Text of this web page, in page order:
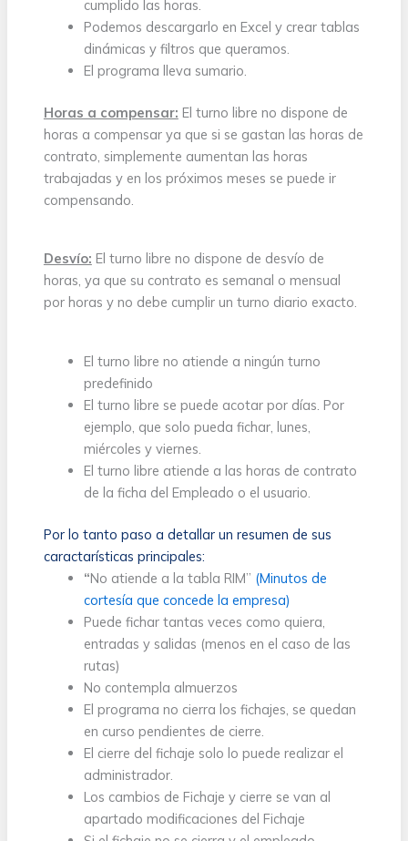
cumplido las horas.
Podemos descargarlo en Excel y crear tablas
dinámicas y filtros que queramos.
El programa lleva sumario.
Horas a compensar: El turno libre no dispone de
horas a compensar ya que si se gastan las horas de
contrato, simplemente aumentan las horas
trabajadas y en los próximos meses se puede ir
compensando.
Desvío: El turno libre no dispone de desvío de
horas, ya que su contrato es semanal o mensual
por horas y no debe cumplir un turno diario exacto.
El turno libre no atiende a ningún turno
predefinido
El turno libre se puede acotar por días. Por
ejemplo, que solo pueda fichar, lunes,
miércoles y viernes.
El turno libre atiende a las horas de contrato
de la ficha del Empleado o el usuario.
Por lo tanto paso a detallar un resumen de sus
caractarísticas principales:
“No atiende a la tabla RIM” (Minutos de
cortesía que concede la empresa)
Puede fichar tantas veces como quiera,
entradas y salidas (menos en el caso de las
rutas)
No contempla almuerzos
El programa no cierra los fichajes, se quedan
en curso pendientes de cierre.
El cierre del fichaje solo lo puede realizar el
administrador.
Los cambios de Fichaje y cierre se van al
apartado modificaciones del Fichaje